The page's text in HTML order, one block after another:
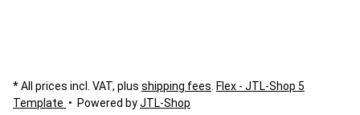
* All prices incl. VAT, plus shipping fees Flex - JTL-Shop 5
Template • Powered byJTL-Shop